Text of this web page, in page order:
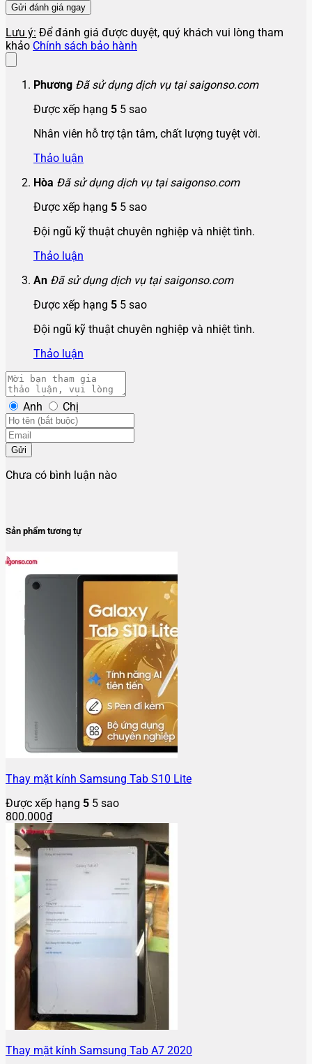
Lưu ý: Để đánh giá được duyệt, quý khách vui lòng tham
khảo Chính sách bảo hành
Phương Đã sử dụng dịch vụ tại saigonso.com
Được xếp hạng 5 5 sao
Nhân viên hỗ trợ tận tâm, chất lượng tuyệt vời.
Thảo luận
Hòa Đã sử dụng dịch vụ tại saigonso.com
Được xếp hạng 5 5 sao
Đội ngũ kỹ thuật chuyên nghiệp và nhiệt tình.
Thảo luận
An Đã sử dụng dịch vụ tại saigonso.com
Được xếp hạng 5 5 sao
Đội ngũ kỹ thuật chuyên nghiệp và nhiệt tình.
Thảo luận
Anh Chị
Gửi
Chưa có bình luận nào
Sản phẩm tương tự
Thay mặt kính Samsung Tab S10 Lite
Được xếp hạng 5 5 sao
800.000₫
Thay mặt kính Samsung Tab A7 2020